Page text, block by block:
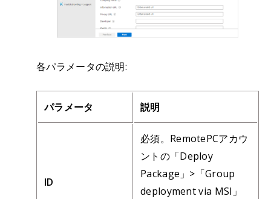
各パラメータの説明:
パラメータ 説明
ID
必須。RemotePCアカウ
ントの「Deploy
Package」>「Group
deployment via MSI」